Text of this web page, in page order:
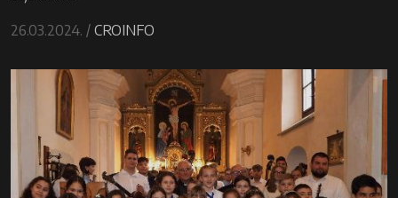
26.03.2024. / CROINFO